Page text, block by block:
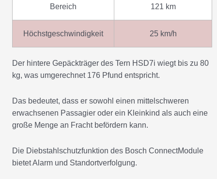
Bereich 121 km
Höchstgeschwindigkeit 25 km/h
Der hintere Gepäckträger des Tern HSD7i wiegt bis zu 80
kg, was umgerechnet 176 Pfund entspricht.
Das bedeutet, dass er sowohl einen mittelschweren
erwachsenen Passagier oder ein Kleinkind als auch eine
große Menge an Fracht befördern kann.
Die Diebstahlschutzfunktion des Bosch ConnectModule
bietet Alarm und Standortverfolgung.